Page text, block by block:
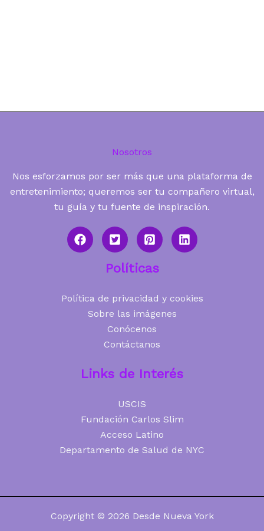
Nosotros
Nos esforzamos por ser más que una plataforma de
entretenimiento; queremos ser tu compañero virtual,
tu guía y tu fuente de inspiración.
Políticas
Política de privacidad y cookies
Sobre las imágenes
Conócenos
Contáctanos
Links de Interés
USCIS
Fundación Carlos Slim
Acceso Latino
Departamento de Salud de NYC
Copyright © 2026 Desde Nueva York